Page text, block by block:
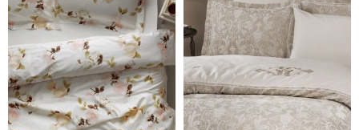
10,755₽–17,716₽
1,5 СПАЛЬНЫЙ
ЕВРО
ЕВРО MAXI
17,875₽